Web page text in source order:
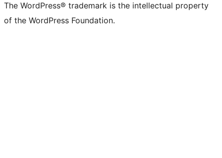
The WordPress® trademark is the intellectual property
of the WordPress Foundation.